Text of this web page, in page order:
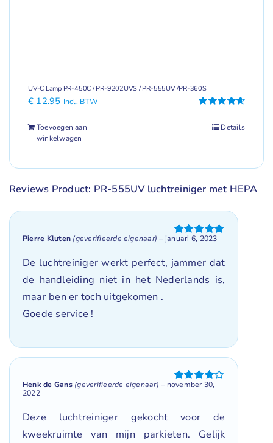
UV-C Lamp PR-450C / PR-9202UVS / PR-555UV /PR-360S
4.67uit 5
€ 12.95 Incl. BTW
Toevoegen aan
winkelwagen
Details
Reviews Product: PR-555UV luchtreiniger met HEPA
Gewaardeerd
Pierre Kluten (geverifieerde eigenaar) – januari 6, 2023
De luchtreiniger werkt perfect, jammer dat
de handleiding niet in het Nederlands is,
maar ben er toch uitgekomen .
Goede service !
Gewaardeerd
Henk de Gans (geverifieerde eigenaar) – november 30,
2022
Deze luchtreiniger gekocht voor de
kweekruimte van mijn parkieten. Gelijk